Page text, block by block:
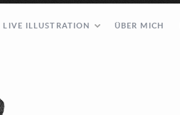
LIVE ILLUSTRATION ÜBER MICH